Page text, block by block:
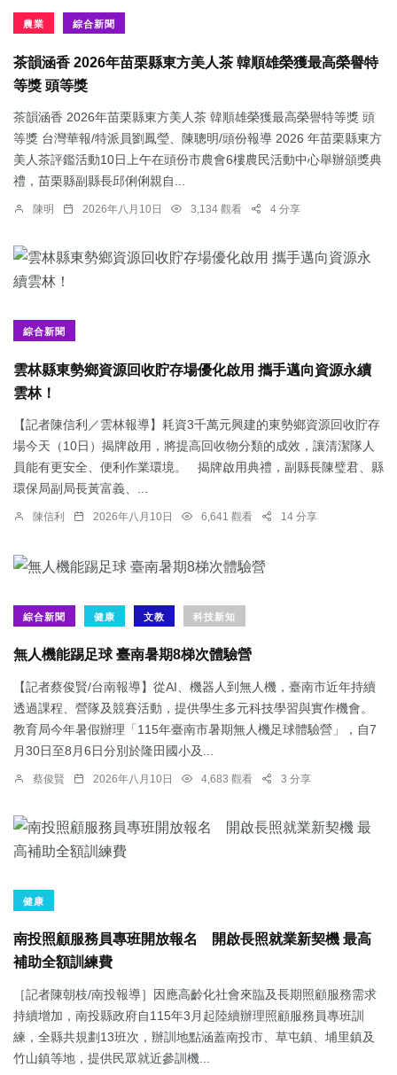
農業 綜合新聞
茶韻涵香 2026年苗栗縣東方美人茶 韓順雄榮獲最高榮譽特
等獎 頭等獎
茶韻涵香 2026年苗栗縣東方美人茶 韓順雄榮獲最高榮譽特等獎 頭
等獎 台灣華報/特派員劉鳳瑩、陳聰明/頭份報導 2026 年苗栗縣東方
美人茶評鑑活動10日上午在頭份市農會6樓農民活動中心舉辦頒獎典
禮，苗栗縣副縣長邱俐俐親自...
陳明 2026年八月10日 3,134 觀看 4 分享
綜合新聞
雲林縣東勢鄉資源回收貯存場優化啟用 攜手邁向資源永續
雲林！
【記者陳信利／雲林報導】耗資3千萬元興建的東勢鄉資源回收貯存
場今天（10日）揭牌啟用，將提高回收物分類的成效，讓清潔隊人
員能有更安全、便利作業環境。 揭牌啟用典禮，副縣長陳璧君、縣
環保局副局長黃富義、...
陳信利 2026年八月10日 6,641 觀看 14 分享
綜合新聞 健康 文教 科技新知
無人機能踢足球 臺南暑期8梯次體驗營
【記者蔡俊賢/台南報導】從AI、機器人到無人機，臺南市近年持續
透過課程、營隊及競賽活動，提供學生多元科技學習與實作機會。
教育局今年暑假辦理「115年臺南市暑期無人機足球體驗營」，自7
月30日至8月6日分別於隆田國小及...
蔡俊賢 2026年八月10日 4,683 觀看 3 分享
健康
南投照顧服務員專班開放報名 開啟長照就業新契機 最高
補助全額訓練費
［記者陳朝枝/南投報導］因應高齡化社會來臨及長期照顧服務需求
持續增加，南投縣政府自115年3月起陸續辦理照顧服務員專班訓
練，全縣共規劃13班次，辦訓地點涵蓋南投市、草屯鎮、埔里鎮及
竹山鎮等地，提供民眾就近參訓機...